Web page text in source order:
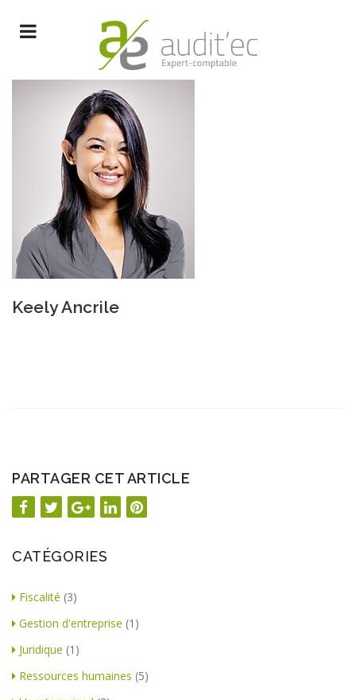
Keely Ancrile
PARTAGER CET ARTICLE
CATÉGORIES
Fiscalité (3)
Gestion d'entreprise (1)
Juridique (1)
Ressources humaines (5)